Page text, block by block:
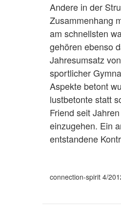
Andere in der
Zusammenhang
am schnellsten
gehören ebenso
Jahresumsatz
sportlicher
Aspekte betont
lustbetonte statt
Friend seit
einzugehen. Ein
entstandene
connection-spirit 4/